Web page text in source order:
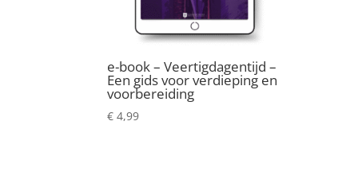
e-book – Veertigdagentijd –
Een gids voor verdieping en
voorbereiding
€ 4,99